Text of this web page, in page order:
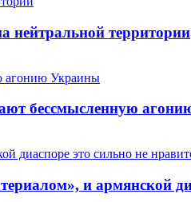
нейтральной территории
бессмысленную
и армянской